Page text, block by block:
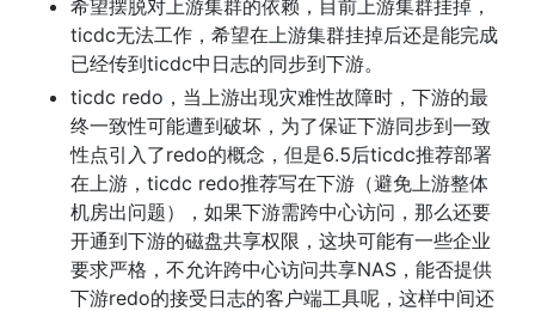
希望摆脱对上游集群的依赖，目前上游集群挂掉，
ticdc无法工作，希望在上游集群挂掉后还是能完成
已经传到ticdc中日志的同步到下游。
ticdc redo，当上游出现灾难性故障时，下游的最
终一致性可能遭到破坏，为了保证下游同步到一致
性点引入了redo的概念，但是6.5后ticdc推荐部署
在上游，ticdc redo推荐写在下游（避免上游整体
机房出问题），如果下游需跨中心访问，那么还要
开通到下游的磁盘共享权限，这块可能有一些企业
要求严格，不允许跨中心访问共享NAS，能否提供
下游redo的接受日志的客户端工具呢，这样中间还